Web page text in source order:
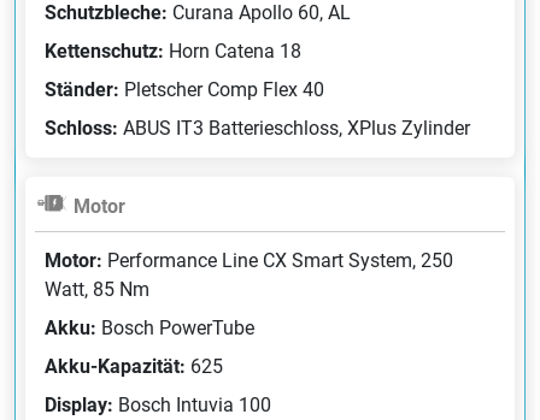
Schutzbleche: Curana Apollo 60, AL
Kettenschutz: Horn Catena 18
Ständer: Pletscher Comp Flex 40
Schloss: ABUS IT3 Batterieschloss, XPlus Zylinder
Motor
Motor: Performance Line CX Smart System, 250
Watt, 85 Nm
Akku: Bosch PowerTube
Akku-Kapazität: 625
Display: Bosch Intuvia 100